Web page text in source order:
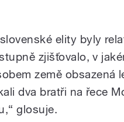
elity byly
zjišťovalo, v
země obsazená
dva bratři na řece
glosuje.